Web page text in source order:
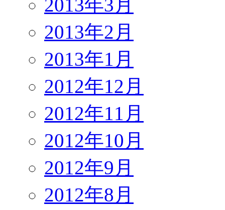
2013年3月
2013年2月
2013年1月
2012年12月
2012年11月
2012年10月
2012年9月
2012年8月